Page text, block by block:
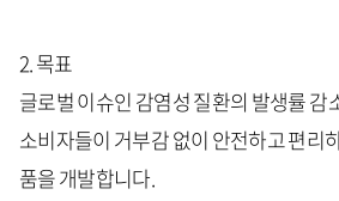
2. 목표
글로벌 이슈인 감염성 질환의 발생률 감
소비자들이 거부감 없이 안전하고 편리
품을 개발합니다.